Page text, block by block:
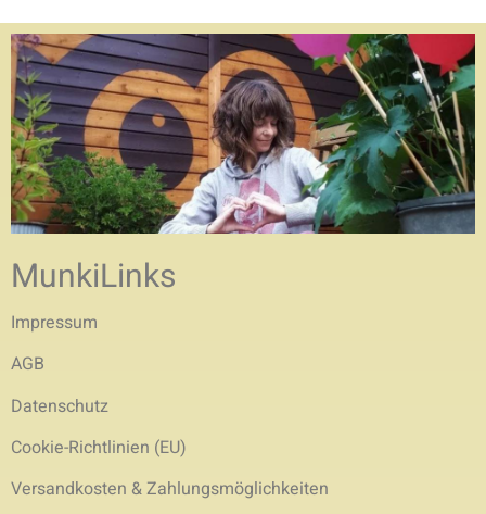
MunkiLinks
Impressum
AGB
Datenschutz
Cookie-Richtlinien (EU)
Versandkosten & Zahlungsmöglichkeiten